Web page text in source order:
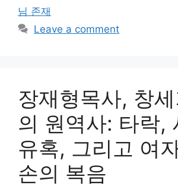
님 존재
Leave a comment
장재형목사, 창
의 원역사: 타락,
유혹, 그리고 여
손의 복음